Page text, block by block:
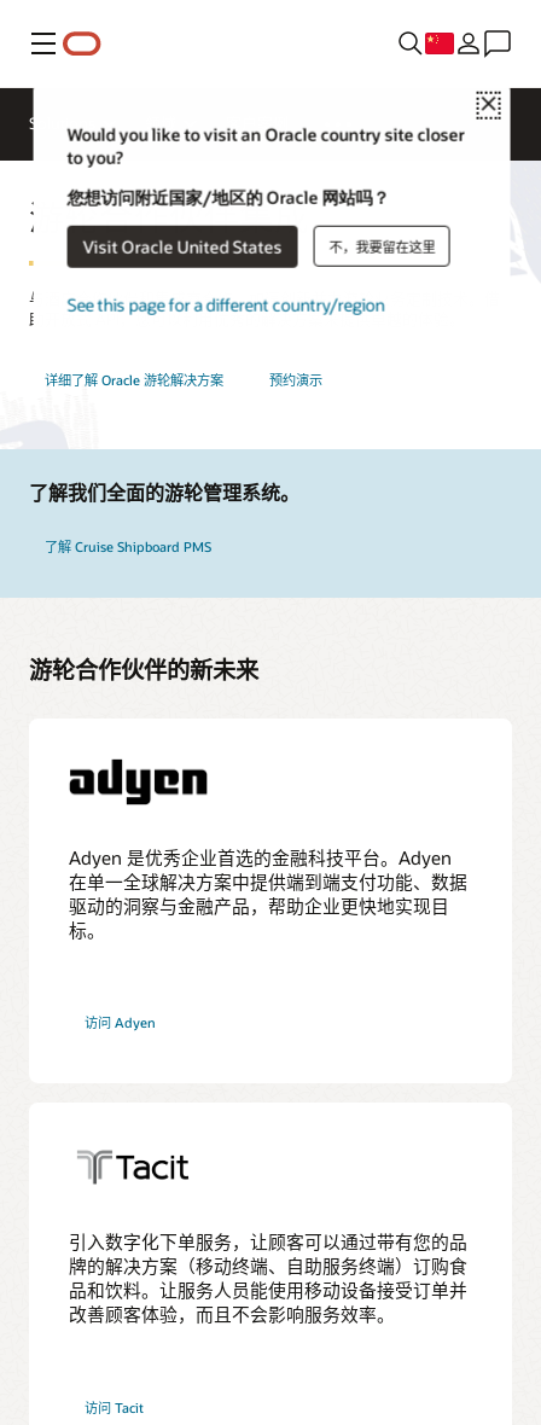
菜单
Close
Would you like to visit an Oracle country site closer
to you?
您想访问附近国家/地区的 Oracle 网站吗？
Visit Oracle United States 不，我要留在这里
See this page for a different country/region
Solutions 领域
联系酒店、
餐饮/
娱乐专家
游轮合作伙伴集成
与酒店合作伙伴和集成商合作，加速创新并为游轮业务定制技术。借
助开放式 API，您可以利用优秀的解决方案来提供卓越的体验。
详细了解 Oracle 游轮解决方案 预约演示
了解我们全面的游轮管理系统。
了解 Cruise Shipboard PMS
游轮合作伙伴的新未来
Adyen 是优秀企业首选的金融科技平台。Adyen
在单一全球解决方案中提供端到端支付功能、数据
驱动的洞察与金融产品，帮助企业更快地实现目
标。
访问 Adyen
引入数字化下单服务，让顾客可以通过带有您的品
牌的解决方案（移动终端、自助服务终端）订购食
品和饮料。让服务人员能使用移动设备接受订单并
改善顾客体验，而且不会影响服务效率。
访问 Tacit